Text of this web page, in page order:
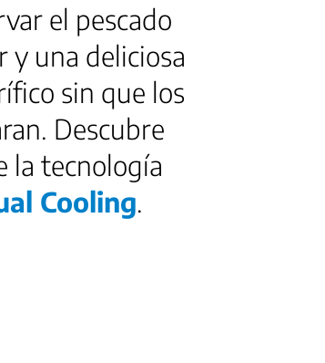
el pescado
y una deliciosa
sin que los
Descubre
la tecnología
Cooling.